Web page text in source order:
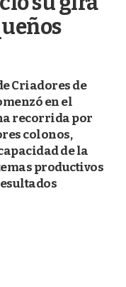
Criadores de
en el
recorrida por
colonos,
de la
productivos